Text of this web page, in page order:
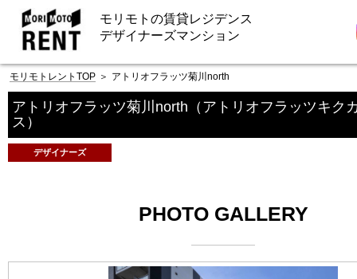
モリモトの賃貸レジデンス
デザイナーズマンション
モリモトレントTOP ＞ アトリオフラッツ菊川north
アトリオフラッツ菊川north （アトリオフラッツキク
ス）
デザイナーズ
PHOTO GALLERY